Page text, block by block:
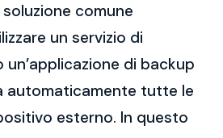
soluzione comune
un servizio di
un’applicazione di backup
automaticamente tutte le
esterno. In questo